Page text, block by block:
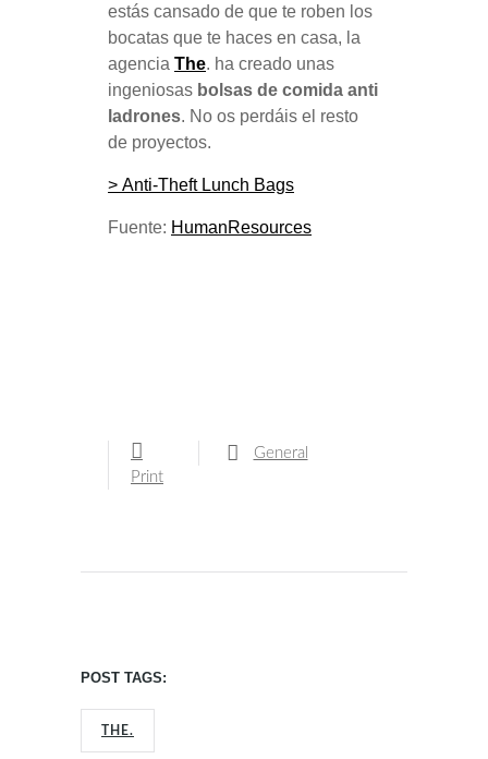
estás cansado de que te roben los
bocatas que te haces en casa, la
agencia The. ha creado unas
ingeniosas bolsas de comida anti
ladrones. No os perdáis el resto
de proyectos.
> Anti-Theft Lunch Bags
Fuente: HumanResources
Print
General
POST TAGS:
THE.